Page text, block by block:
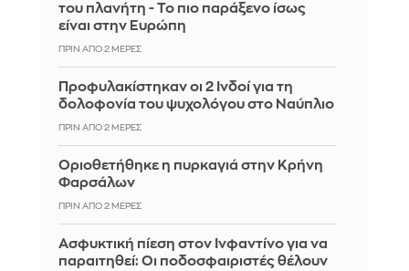
του πλανήτη - Το πιο παράξενο ίσως
είναι στην Ευρώπη
ΠΡΙΝ ΑΠΌ 2 ΜΈΡΕΣ
Προφυλακίστηκαν οι 2 Ινδοί για τη
δολοφονία του ψυχολόγου στο Ναύπλιο
ΠΡΙΝ ΑΠΌ 2 ΜΈΡΕΣ
Οριοθετήθηκε η πυρκαγιά στην Κρήνη
Φαρσάλων
ΠΡΙΝ ΑΠΌ 2 ΜΈΡΕΣ
Ασφυκτική πίεση στον Ινφαντίνο για να
παραιτηθεί: Οι ποδοσφαιριστές θέλουν